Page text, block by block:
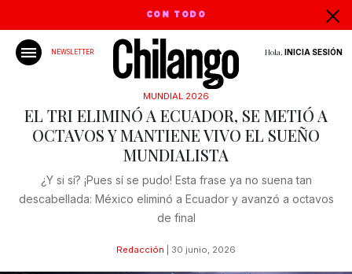
CON TODO
NEWSLETTER Hola, INICIA SESIÓN
MUNDIAL 2026
EL TRI ELIMINÓ A ECUADOR, SE METIÓ A
OCTAVOS Y MANTIENE VIVO EL SUEÑO
MUNDIALISTA
¿Y si sí? ¡Pues sí se pudo! Esta frase ya no suena tan
descabellada: México eliminó a Ecuador y avanzó a octavos
de final
Redacción 30 junio, 2026